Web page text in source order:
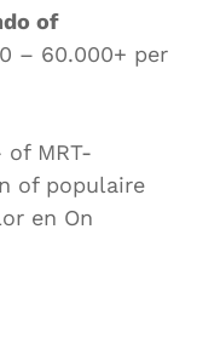
of
– 60.000+ per
of MRT-
of populaire
en On